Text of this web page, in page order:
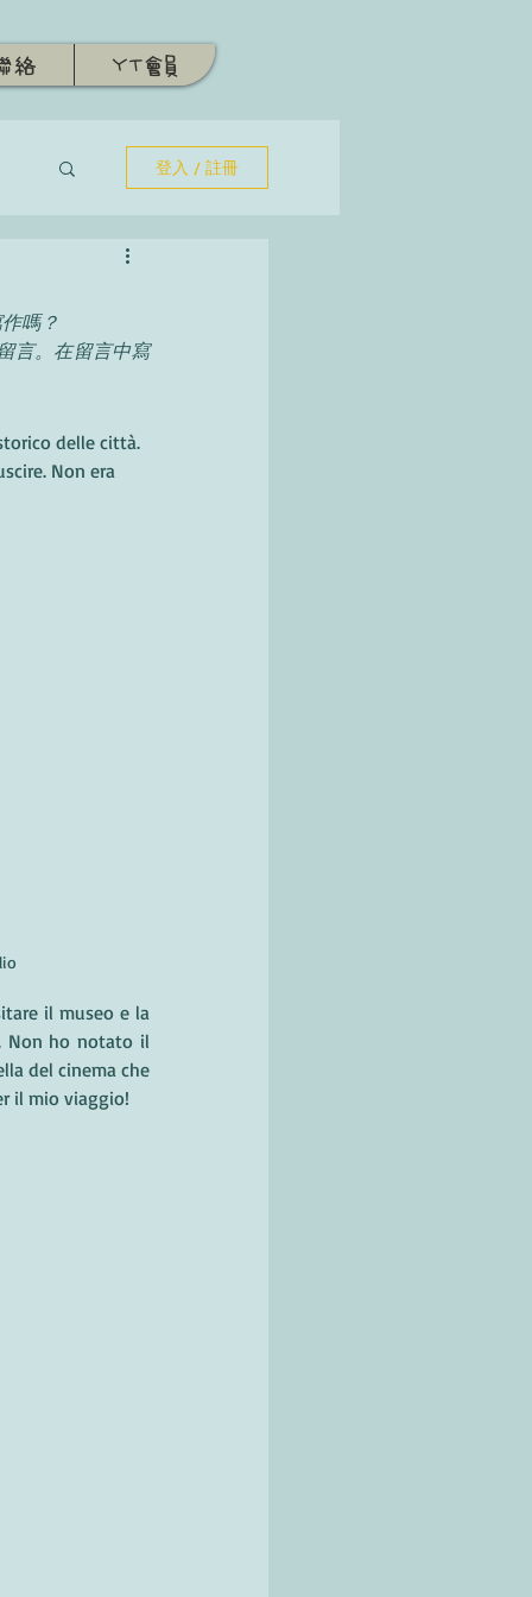
絡 YT會員
登入 / 註冊
嗎？
言。在留言中寫
delle città.
Non era
il museo e la
Non ho notato il
del cinema che
il mio viaggio!